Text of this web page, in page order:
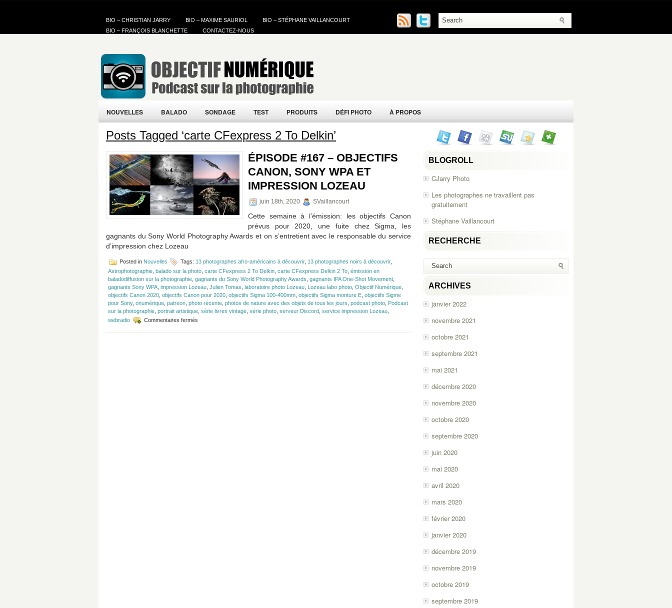
BIO – CHRISTIAN JARRY BIO – MAXIME SAURIOL
BIO – STÉPHANE VAILLANCOURT
BIO – FRANÇOIS BLANCHETTE
CONTACTEZ-NOUS
NOUVELLES BALADO SONDAGE TEST PRODUITS DÉFI PHOTO À PROPOS
Posts Tagged ‘carte CFexpress 2 To Delkin’
ÉPISODE #167 – OBJECTIFS
CANON, SONY WPA ET
IMPRESSION LOZEAU
juin 18th, 2020 SVaillancourt
Cette semaine à l’émission: les objectifs Canon
prévus pour 2020, une fuite chez Sigma, les
gagnants du Sony World Photography Awards et on s’entretient avec le responsable du service
d’impression chez Lozeau
Posted in Nouvelles Tags: 13 photographes afro-américains à découvrir, 13 photographes noirs à découvrir,
Astrophotographie balado sur la photo carte CFexpress 2 To Delkin carte CFexpress Delkin 2 To émission en
baladodiffusion sur la photographie gagnants du Sony World Photography Awards gagnants IPA One-Shot Movement
gagnants Sony WPA impression Lozeau Julien Tomas laboratoire photo Lozeau Lozeau labo photo Objectif Numérique
objectifs Canon 2020 objectifs Canon pour 2020 objectifs Sigma 100-400mm objectifs Sigma monture E objectifs Sigme
pour Sony, onumérique patreon photo récente photos de nature avec des objets de tous les jours podcast photo Podcast
sur la photographie portrait artistique série livres vintage série photo serveur Discord service impression Lozeau
webradio
Commentaires fermés
#167
BLOGROLL
CJarry Photo
Les photographes ne travaillent pas
gratuitement
Stéphane Vaillancourt
RECHERCHE
ARCHIVES
janvier 2022
novembre 2021
octobre 2021
septembre 2021
mai 2021
décembre 2020
novembre 2020
octobre 2020
septembre 2020
juin 2020
mai 2020
avril 2020
mars 2020
février 2020
janvier 2020
décembre 2019
novembre 2019
octobre 2019
septembre 2019